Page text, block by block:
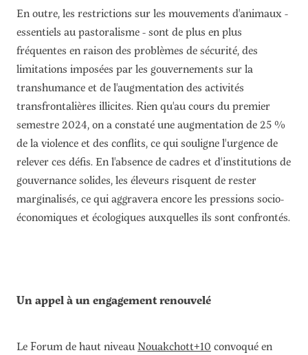
En outre, les restrictions sur les mouvements d'animaux -
essentiels au pastoralisme - sont de plus en plus
fréquentes en raison des problèmes de sécurité, des
limitations imposées par les gouvernements sur la
transhumance et de l'augmentation des activités
transfrontalières illicites. Rien qu'au cours du premier
semestre 2024, on a constaté une augmentation de 25 %
de la violence et des conflits, ce qui souligne l'urgence de
relever ces défis. En l'absence de cadres et d'institutions de
gouvernance solides, les éleveurs risquent de rester
marginalisés, ce qui aggravera encore les pressions socio-
économiques et écologiques auxquelles ils sont confrontés.
Un appel à un engagement renouvelé
Le Forum de haut niveauNouakchott+10 convoqué en